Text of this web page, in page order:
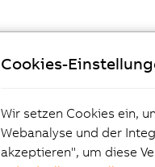
Cookies-
Wir setzen Cookies ein,
Webanalyse und der
akzeptieren", um diese